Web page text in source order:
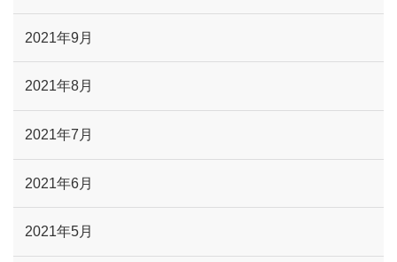
2021年9月
2021年8月
2021年7月
2021年6月
2021年5月